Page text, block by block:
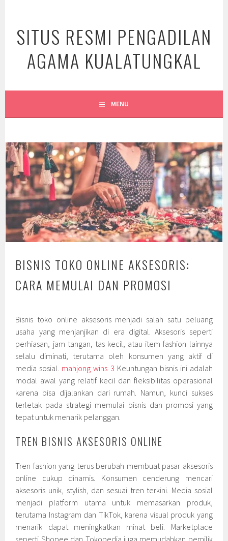
content
SITUS RESMI PENGADILAN
AGAMA KUALATUNGKAL
MENU
BISNIS TOKO ONLINE AKSESORIS:
CARA MEMULAI DAN PROMOSI
Bisnis toko online aksesoris menjadi salah satu peluang
usaha yang menjanjikan di era digital. Aksesoris seperti
perhiasan, jam tangan, tas kecil, atau item fashion lainnya
selalu diminati, terutama oleh konsumen yang aktif di
media sosial. mahjong wins 3 Keuntungan bisnis ini adalah
modal awal yang relatif kecil dan fleksibilitas operasional
karena bisa dijalankan dari rumah. Namun, kunci sukses
terletak pada strategi memulai bisnis dan promosi yang
tepat untuk menarik pelanggan.
TREN BISNIS AKSESORIS ONLINE
Tren fashion yang terus berubah membuat pasar aksesoris
online cukup dinamis. Konsumen cenderung mencari
aksesoris unik, stylish, dan sesuai tren terkini. Media sosial
menjadi platform utama untuk memasarkan produk,
terutama Instagram dan TikTok, karena visual produk yang
menarik dapat meningkatkan minat beli. Marketplace